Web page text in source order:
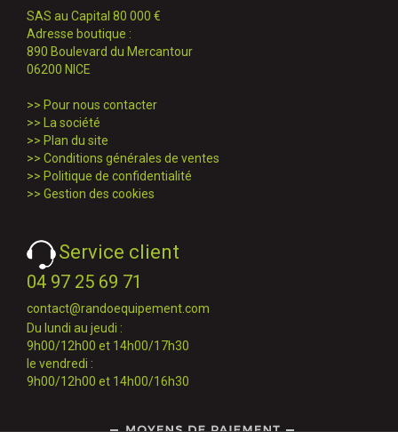
SAS au Capital 80 000 €
Adresse boutique :
890 Boulevard du Mercantour
06200 NICE
>> Pour nous contacter
>>
La société
>> Plan du site
>> Conditions générales de ventes
>> Politique de confidentialité
>> Gestion des cookies
Service client
04 97 25 69 71
contact@randoequipement.com
Du lundi au jeudi :
9h00/12h00 et 14h00/17h30
le vendredi :
9h00/12h00 et 14h00/16h30